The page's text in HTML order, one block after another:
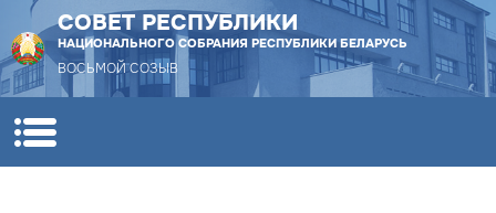
СОВЕТ РЕСПУБЛИКИ
НАЦИОНАЛЬНОГО СОБРАНИЯ РЕСПУБЛИКИ БЕЛАРУСЬ
ВОСЬМОЙ СОЗЫВ